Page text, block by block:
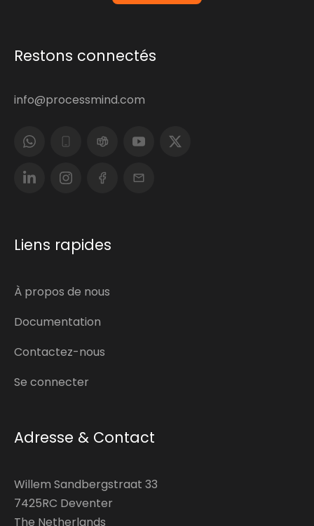
Restons connectés
info@processmind.com
Liens rapides
À propos de nous
Documentation
Contactez-nous
Se connecter
Adresse & Contact
Willem Sandbergstraat 33
7425RC Deventer
The Netherlands